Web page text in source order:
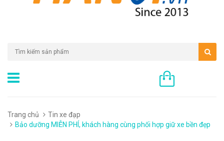
Trang chủ
Tin xe đạp
Bảo dưỡng MIỄN PHÍ, khách hàng cùng phối hợp giữ xe bền đẹp